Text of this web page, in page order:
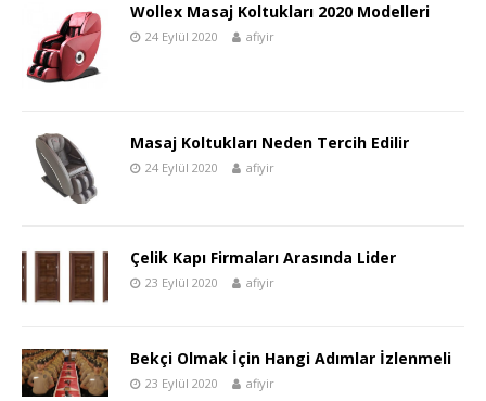
Wollex Masaj Koltukları 2020 Modelleri
24 Eylül 2020 afiyir
Masaj Koltukları Neden Tercih Edilir
24 Eylül 2020 afiyir
Çelik Kapı Firmaları Arasında Lider
23 Eylül 2020 afiyir
Bekçi Olmak İçin Hangi Adımlar İzlenmeli
23 Eylül 2020 afiyir